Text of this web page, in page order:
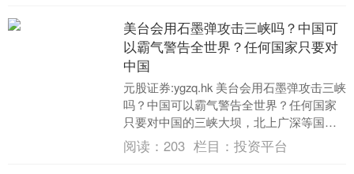
美台会用石墨弹攻击三峡吗？中国可
以霸气警告全世界？任何国家只要对
中国
元股证券:ygzq.hk 美台会用石墨弹攻击三峡
吗？中国可以霸气警告全世界？任何国家
只要对中国的三峡大坝，北上广深等国家
重要设施或城市发起攻击，中国将第一时
间启....
阅读： 203 栏目： 投资平台